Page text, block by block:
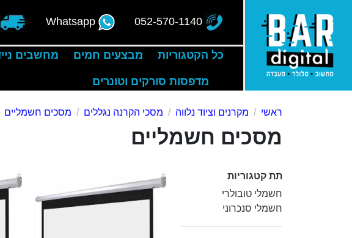
052-570-1140
Whatsapp
כל הקטגוריות מבצעים חמים מחשבים
מדפסות סורקים וטונרים
ראשי מקרנים וציוד נלווה מסכי הקרנה נגללים מסכים חשמליים
מסכים חשמליים
תת קטגוריות
חשמלי טובולרי
חשמלי סנכרוני